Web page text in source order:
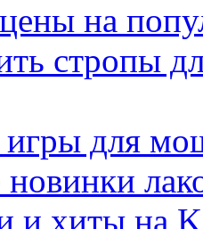
на
стропы
игры для
и хиты на